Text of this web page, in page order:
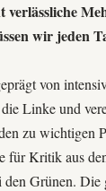
verlässliche
wir jeden
von
Linke und
zu wichtigen
für Kritik aus
Grünen. Die